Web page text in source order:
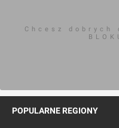
Chcesz dobrych
POPULARNE REGIONY